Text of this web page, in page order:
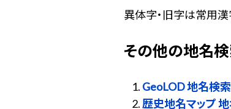
異体字・旧字は常用
その他の地名
GeoLOD 地名検索
歴史地名マップ 地